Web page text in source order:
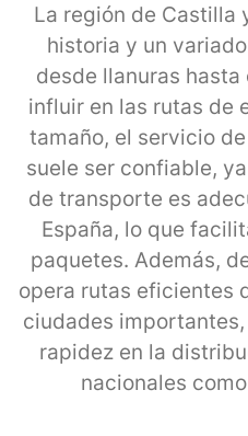
La región de Castilla
historia y un
desde llanuras
influir en las rutas de
tamaño, el servicio
suele ser confiable,
de transporte es
España, lo que
paquetes. Además,
opera rutas eficientes
ciudades
rapidez en la
nacionales